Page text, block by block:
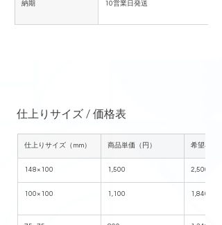
納期 10営業日発送
仕上りサイズ / 価格表
仕上りサイズ（mm） 商品単価（円） 希望小売
148×100 1,500 2,500
100×100 1,100 1,840